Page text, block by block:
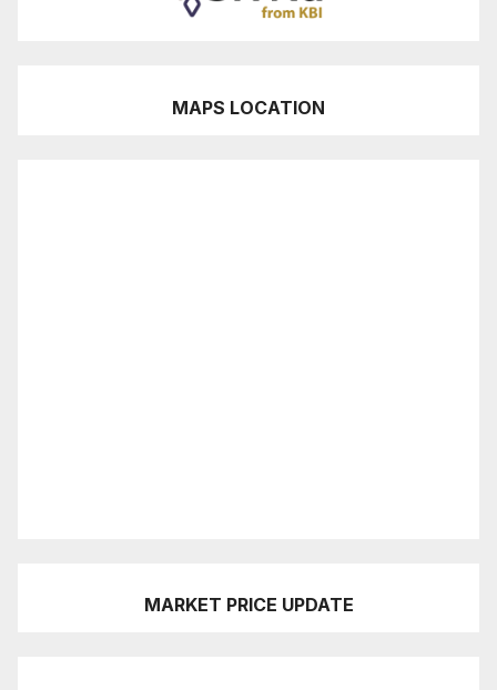
MAPS LOCATION
MARKET PRICE UPDATE